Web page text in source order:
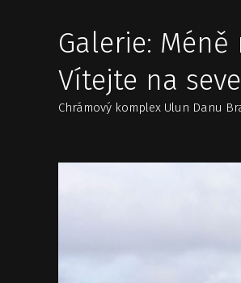
Galerie:
Vítejte na
Chrámový komplex Ulun Danu